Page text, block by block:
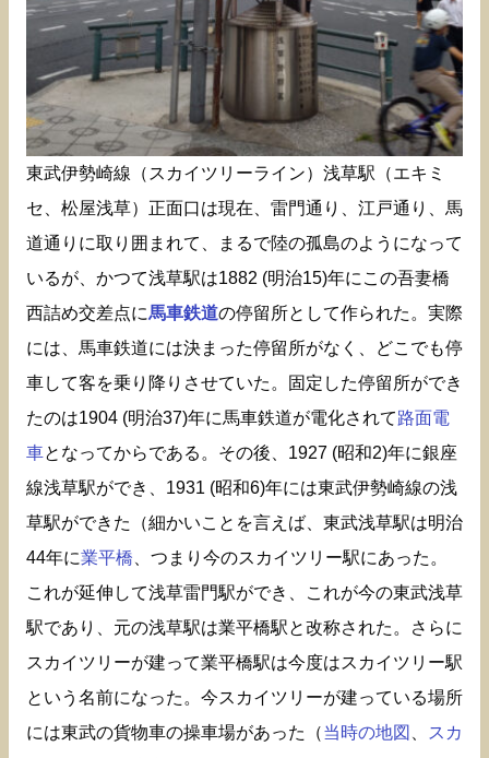
東武伊勢崎線（スカイツリーライン）浅草駅（エキミ
セ、松屋浅草）正面口は現在、雷門通り、江戸通り、馬
道通りに取り囲まれて、まるで陸の孤島のようになって
いるが、かつて浅草駅は1882 (明治15)年にこの吾妻橋
西詰め交差点に馬車鉄道の停留所として作られた。実際
には、馬車鉄道には決まった停留所がなく、どこでも停
車して客を乗り降りさせていた。固定した停留所ができ
たのは1904 (明治37)年に馬車鉄道が電化されて路面電
車となってからである。その後、1927 (昭和2)年に銀座
線浅草駅ができ、1931 (昭和6)年には東武伊勢崎線の浅
草駅ができた（細かいことを言えば、東武浅草駅は明治
44年に業平橋 、つまり今のスカイツリー駅にあった。
これが延伸して浅草雷門駅ができ、これが今の東武浅草
駅であり、元の浅草駅は業平橋駅と改称された。さらに
スカイツリーが建って業平橋駅は今度はスカイツリー駅
という名前になった。今スカイツリーが建っている場所
には東武の貨物車の操車場があった（当時の地図
スカ